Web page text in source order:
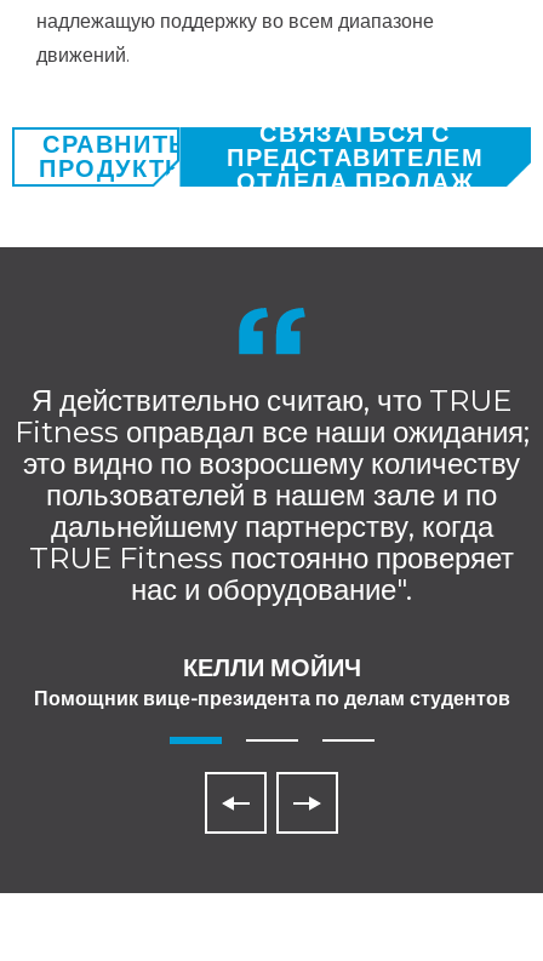
надлежащую поддержку во всем диапазоне
движений.
СРАВНИТЬ
ПРОДУКТЫ
СВЯЗАТЬСЯ С
ПРЕДСТАВИТЕЛЕМ
ОТДЕЛА ПРОДАЖ
Я действительно считаю, что TRUE
Fitness оправдал все наши ожидания;
это видно по возросшему количеству
пользователей в нашем зале и по
дальнейшему партнерству, когда
TRUE Fitness постоянно проверяет
нас и оборудование".
КЕЛЛИ МОЙИЧ
Помощник вице-президента по делам студентов